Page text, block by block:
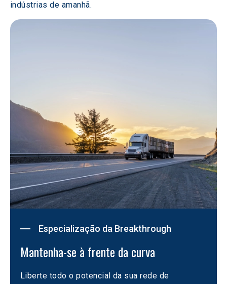
indústrias de amanhã.
Especialização da Breakthrough
Mantenha-se à frente da curva
Liberte todo o potencial da sua rede de